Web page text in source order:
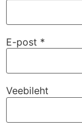
E-post *
Veebileht